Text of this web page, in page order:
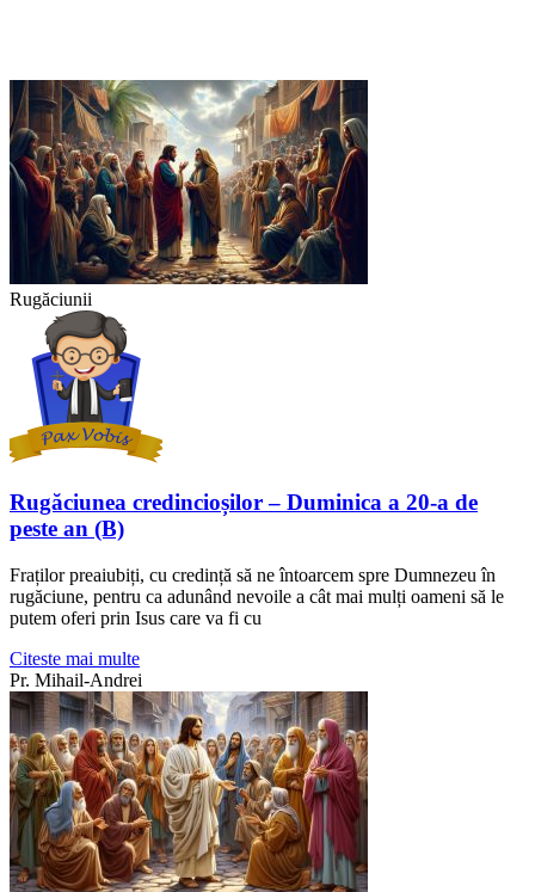
Rugăciunii
Rugăciunea credincioșilor – Duminica a 20-a de
peste an (B)
Fraților preaiubiți, cu credință să ne întoarcem spre Dumnezeu în
rugăciune, pentru ca adunând nevoile a cât mai mulți oameni să le
putem oferi prin Isus care va fi cu
Citeste mai multe
Pr. Mihail-Andrei